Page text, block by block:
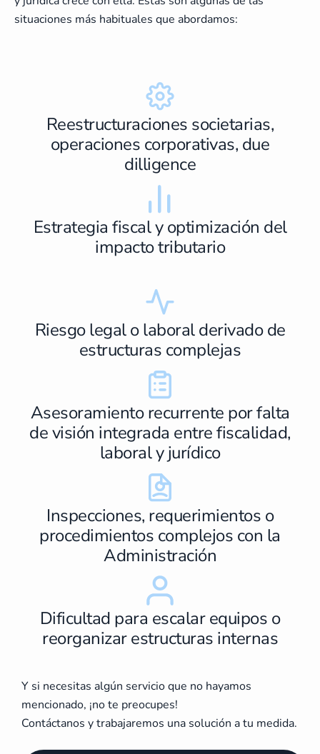
situaciones más habituales que abordamos:
Reestructuraciones societarias,
operaciones corporativas, due
dilligence
Estrategia fiscal y optimización del
impacto tributario
Riesgo legal o laboral derivado de
estructuras complejas
Asesoramiento recurrente por falta
de visión integrada entre fiscalidad,
laboral y jurídico
Inspecciones, requerimientos o
procedimientos complejos con la
Administración
Dificultad para escalar equipos o
reorganizar estructuras internas
Y si necesitas algún servicio que no hayamos
mencionado, ¡no te preocupes!
Contáctanos y trabajaremos una solución a tu medida.